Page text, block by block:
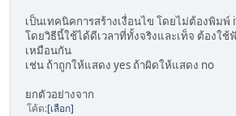
เป็นเทคนิคการสร้างเงื่อนไข โดยไม่ต้องพิมพ์
โดยวิธีนี้ใช้ได้ดีเวลาที่ทั้งจริงและเท็จ ต้องใช้
เหมือนกัน
เช่น ถ้าถูกให้แสดง yes ถ้าผิดให้แสดง no
ยกตัวอย่างจาก
โค้ด เลือก